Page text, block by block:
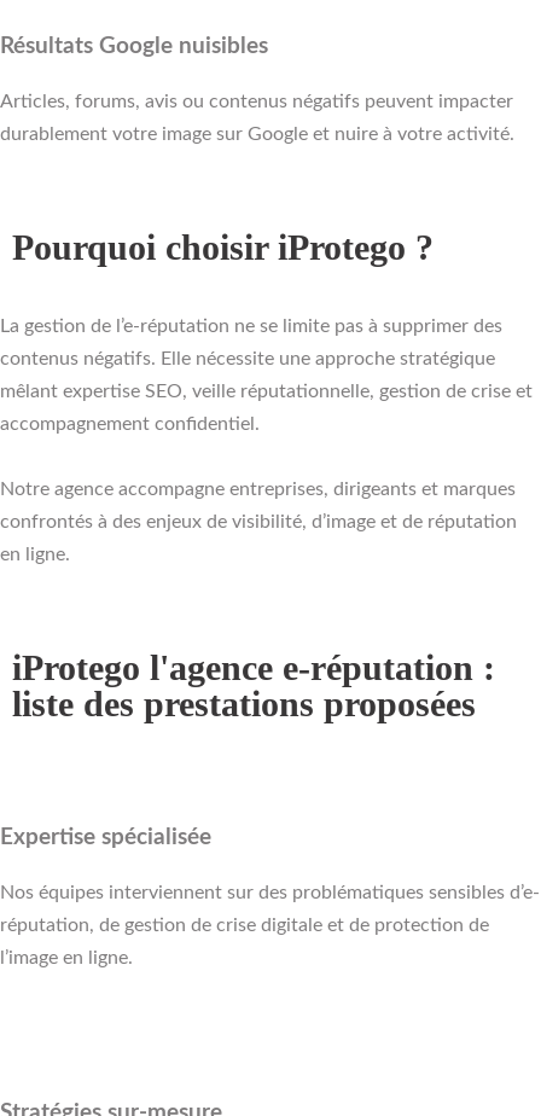
Résultats Google nuisibles
Articles, forums, avis ou contenus négatifs peuvent impacter
durablement votre image sur Google et nuire à votre activité.
Pourquoi choisir iProtego ?
La gestion de l’e-réputation ne se limite pas à supprimer des
contenus négatifs. Elle nécessite une approche stratégique
mêlant expertise SEO, veille réputationnelle, gestion de crise et
accompagnement confidentiel.
Notre agence accompagne entreprises, dirigeants et marques
confrontés à des enjeux de visibilité, d’image et de réputation
en ligne.
iProtego l'agence e-réputation :
liste des prestations proposées
Expertise spécialisée
Nos équipes interviennent sur des problématiques sensibles d’e-
réputation, de gestion de crise digitale et de protection de
l’image en ligne.